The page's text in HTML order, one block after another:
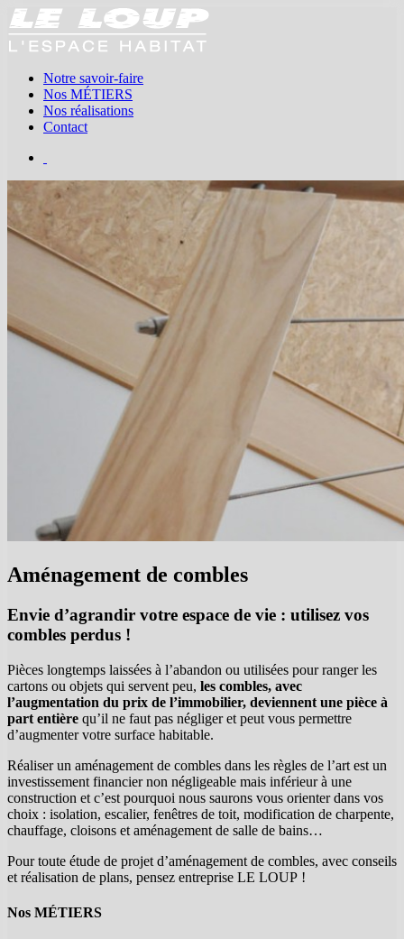
Notre savoir-faire
Nos MÉTIERS
Nos réalisations
Contact
Aménagement de combles
Envie d’agrandir votre espace de vie : utilisez vos
combles perdus !
Pièces longtemps laissées à l’abandon ou utilisées pour ranger les
cartons ou objets qui servent peu, les combles, avec
l’augmentation du prix de l’immobilier, deviennent une pièce à
part entière qu’il ne faut pas négliger et peut vous permettre
d’augmenter votre surface habitable.
Réaliser un aménagement de combles dans les règles de l’art est un
investissement financier non négligeable mais inférieur à une
construction et c’est pourquoi nous saurons vous orienter dans vos
choix : isolation, escalier, fenêtres de toit, modification de charpente,
chauffage, cloisons et aménagement de salle de bains…
Pour toute étude de projet d’aménagement de combles, avec conseils
et réalisation de plans, pensez entreprise LE LOUP !
Nos MÉTIERS